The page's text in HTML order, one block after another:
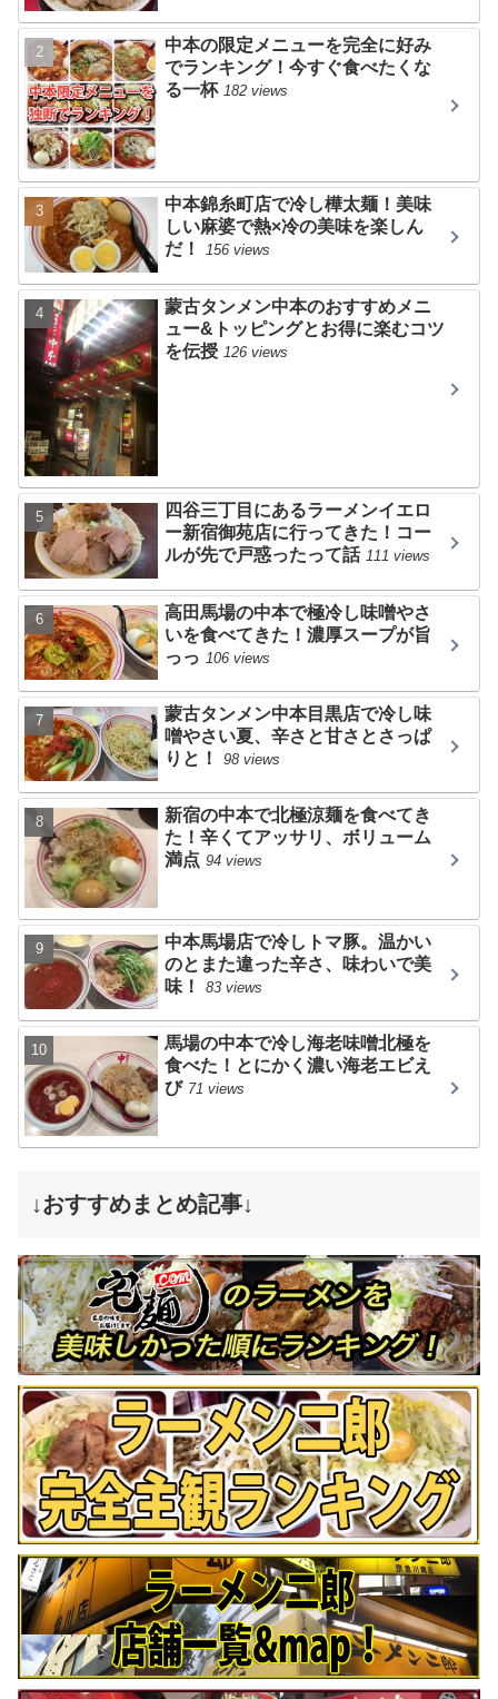
中本の限定メニューを完全に好み
でランキング！今すぐ食べたくな
る一杯 182 views
中本錦糸町店で冷し樺太麺！美味
しい麻婆で熱×冷の美味を楽しん
だ！
156 views
蒙古タンメン中本のおすすめメニ
ュー&トッピングとお得に楽むコツ
を伝授 126 views
四谷三丁目にあるラーメンイエロ
ー新宿御苑店に行ってきた！コー
ルが先で戸惑ったって話 111 views
高田馬場の中本で極冷し味噌やさ
いを食べてきた！濃厚スープが旨
っっ 106 views
蒙古タンメン中本目黒店で冷し味
噌やさい夏、辛さと甘さとさっぱ
りと！
98 views
新宿の中本で北極涼麺を食べてき
た！辛くてアッサリ、ボリューム
満点 94 views
中本馬場店で冷しトマ豚。温かい
のとまた違った辛さ、味わいで美
味！
83 views
馬場の中本で冷し海老味噌北極を
食べた！とにかく濃い海老エビえ
び 71 views
↓おすすめまとめ記事↓